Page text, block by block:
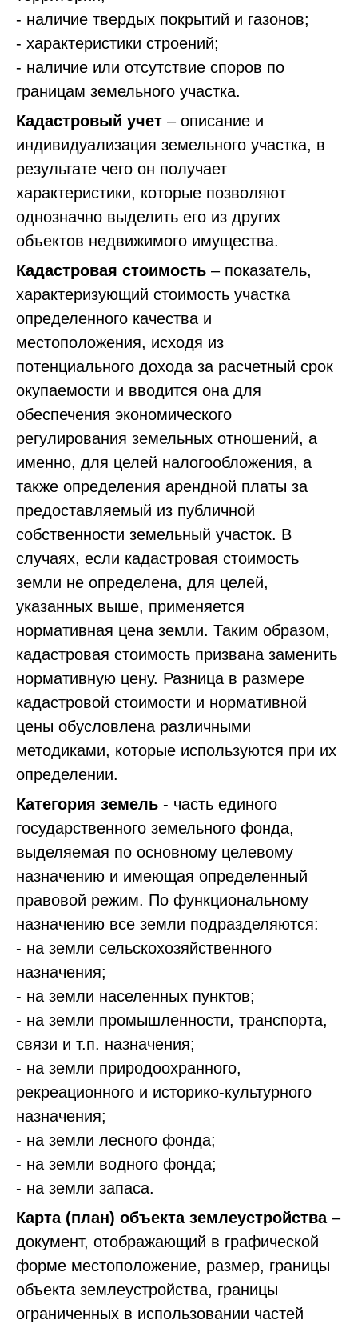
- наличие твердых покрытий и газонов;
- характеристики строений;
- наличие или отсутствие споров по
границам земельного участка.
Кадастровый учет – описание и
индивидуализация земельного участка, в
результате чего он получает
характеристики, которые позволяют
однозначно выделить его из других
объектов недвижимого имущества.
Кадастровая стоимость – показатель,
характеризующий стоимость участка
определенного качества и
местоположения, исходя из
потенциального дохода за расчетный срок
окупаемости и вводится она для
обеспечения экономического
регулирования земельных отношений, а
именно, для целей налогообложения, а
также определения арендной платы за
предоставляемый из публичной
собственности земельный участок. В
случаях, если кадастровая стоимость
земли не определена, для целей,
указанных выше, применяется
нормативная цена земли. Таким образом,
кадастровая стоимость призвана заменить
нормативную цену. Разница в размере
кадастровой стоимости и нормативной
цены обусловлена различными
методиками, которые используются при их
определении.
Категория земель - часть единого
государственного земельного фонда,
выделяемая по основному целевому
назначению и имеющая определенный
правовой режим. По функциональному
назначению все земли подразделяются:
- на земли сельскохозяйственного
назначения;
- на земли населенных пунктов;
- на земли промышленности, транспорта,
связи и т.п. назначения;
- на земли природоохранного,
рекреационного и историко-культурного
назначения;
- на земли лесного фонда;
- на земли водного фонда;
- на земли запаса.
Карта (план) объекта землеустройства–
документ, отображающий в графической
форме местоположение, размер, границы
объекта землеустройства, границы
ограниченных в использовании частей